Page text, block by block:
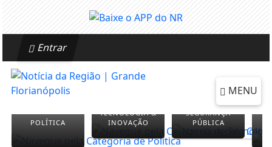
Entrar
MENU
POLÍTICA
TECNOLOGIA &
INOVAÇÃO
SEGURANÇA
PÚBLICA